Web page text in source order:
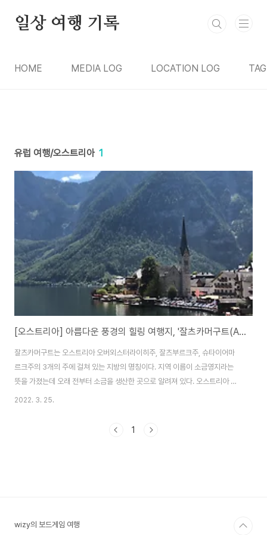
일상 여행 기록
HOME MEDIA LOG LOCATION LOG TAG
유럽 여행/오스트리아 1
[오스트리아] 아름다운 풍경의 힐링 여행지, '잘츠카머구트(Austria Salzkammergut)'
잘츠카머구트는 오스트리아 오버외스터라이히주, 잘츠부르크주, 슈타이어마
르크주의 3개의 주에 걸쳐 있는 지방의 명칭이다. 지역 이름이 소금영지라는
뜻을 가졌는데 오래 전부터 소금을 생산한 곳으로 알려져 있다. 오스트리아 공
식 행정구역은 아니고 합스부르크 제국 황실에서 소금 광산을 관장하기 위해
가 없는데 잘츠부르크도 여기에 포함되며 바트이슐이 대략 가운데 위치해 있
2022. 3. 25.
1
wizy의 보드게임 여행